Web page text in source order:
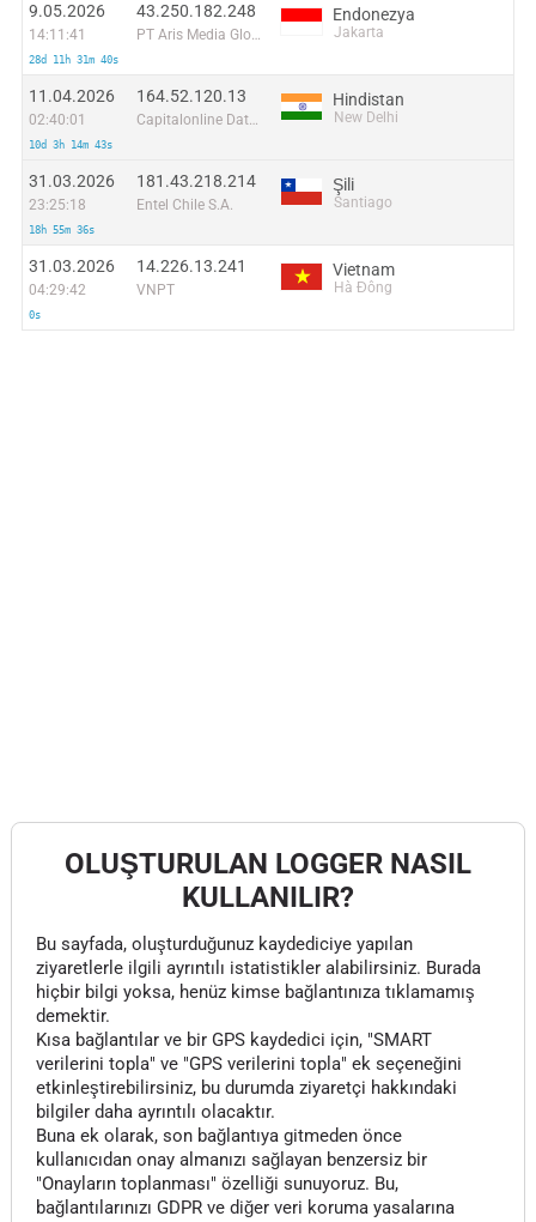
9.05.2026
14:11:41
28d 11h 31m 40s
43.250.182.248
PT Aris Media Globalindo
Endonezya
Jakarta
11.04.2026
02:40:01
10d 3h 14m 43s
164.52.120.13
Capitalonline Data Service (HK) Co
Hindistan
New Delhi
31.03.2026
23:25:18
18h 55m 36s
181.43.218.214
Entel Chile S.A.
Şili
Santiago
31.03.2026
04:29:42
0s
14.226.13.241
VNPT
Vietnam
Hà Đông
OLUŞTURULAN LOGGER NASIL
KULLANILIR?
Bu sayfada, oluşturduğunuz kaydediciye yapılan
ziyaretlerle ilgili ayrıntılı istatistikler alabilirsiniz. Burada
hiçbir bilgi yoksa, henüz kimse bağlantınıza tıklamamış
demektir.
Kısa bağlantılar ve bir GPS kaydedici için, "SMART
verilerini topla" ve "GPS verilerini topla" ek seçeneğini
etkinleştirebilirsiniz, bu durumda ziyaretçi hakkındaki
bilgiler daha ayrıntılı olacaktır.
Buna ek olarak, son bağlantıya gitmeden önce
kullanıcıdan onay almanızı sağlayan benzersiz bir
"Onayların toplanması" özelliği sunuyoruz. Bu,
bağlantılarınızı GDPR ve diğer veri koruma yasalarına